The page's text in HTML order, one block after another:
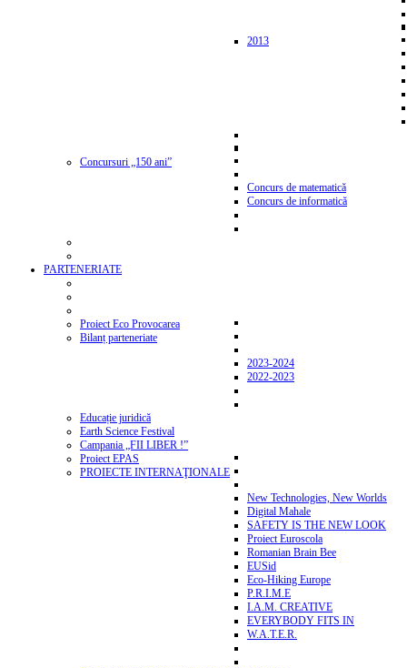
2013
Concursuri „150 ani”
Concurs de matematică
Concurs de informatică
PARTENERIATE
Proiect Eco Provocarea
Bilanț parteneriate
2023-2024
2022-2023
Educație juridică
Earth Science Festival
Campania „FII LIBER !”
Proiect EPAS
PROIECTE INTERNAŢIONALE
New Technologies, New Worlds
Digital Mahale
SAFETY IS THE NEW LOOK
Proiect Euroscola
Romanian Brain Bee
EUSid
Eco-Hiking Europe
P.R.I.M.E
I.A.M. CREATIVE
EVERYBODY FITS IN
W.A.T.E.R.